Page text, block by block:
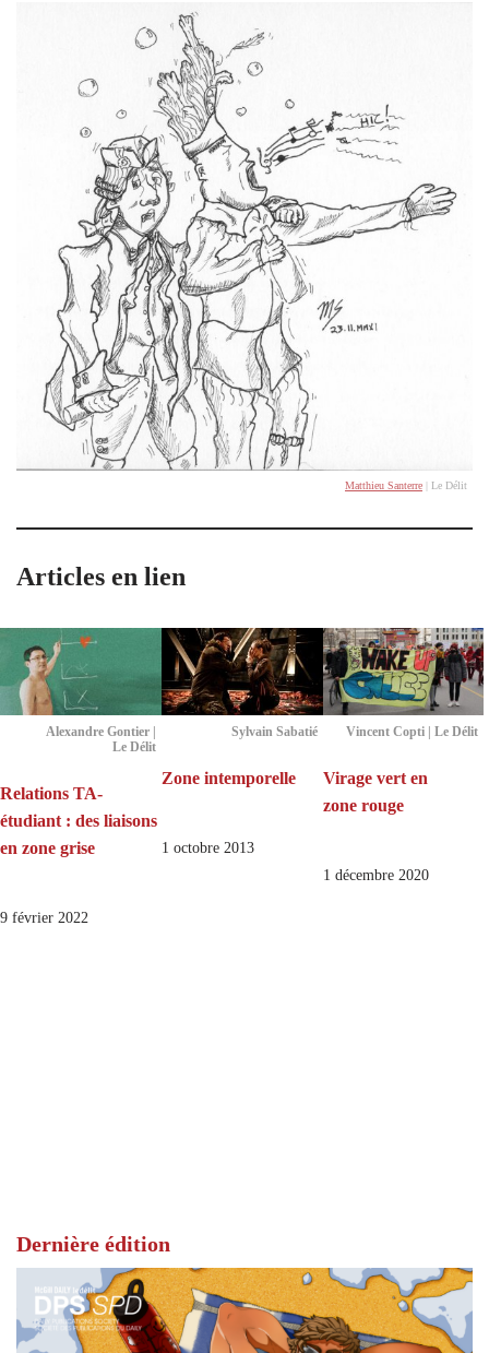
Matthieu Santerre | Le Délit
Articles en lien
Alexandre Gontier |
Le Délit
Relations TA-
étudiant : des liaisons
en zone grise
9 février 2022
Sylvain Sabatié
Zone intemporelle
1 octobre 2013
Vincent Copti | Le Délit
Virage vert en
zone rouge
1 décembre 2020
Dernière édition